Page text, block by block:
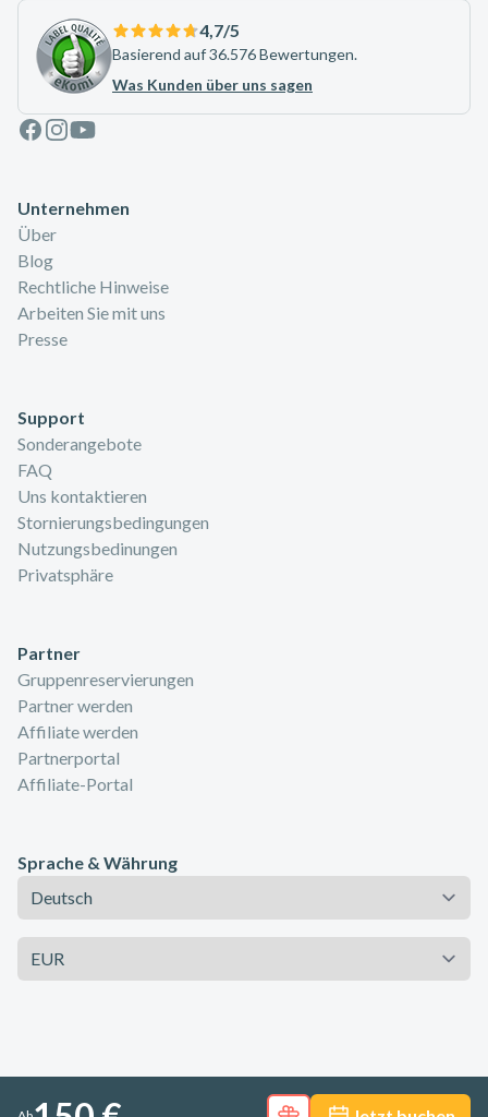
man sich ernährt, essbare wilde Beeren, Insekten -
Workshop, wie man eine Trage baut.
Ziel dieses 2-tägigen Workshops (mit einer Nacht im Biwak)
eine Überlebenssituation geraten.
Gleichzeitig entdecken Sie die Côte d' Or in Burgund.
4,7/5
Basierend auf 36.576 Bewertungen.
Was Kunden über uns sagen
Facebook
Instagram
Youtube
Unternehmen
Über
Blog
Rechtliche Hinweise
Arbeiten Sie mit uns
Presse
Support
Sonderangebote
FAQ
Uns kontaktieren
Stornierungsbedingungen
Nutzungsbedinungen
Privatsphäre
Partner
Gruppenreservierungen
Partner werden
Affiliate werden
Partnerportal
Affiliate-Portal
Sprache & Währung